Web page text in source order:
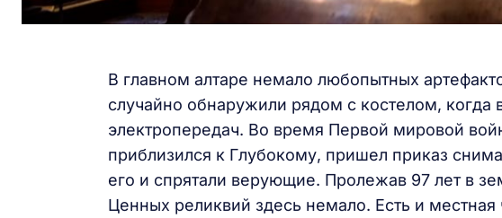
В главном алтаре немало любопытных
случайно обнаружили рядом с костелом, когда
электропередач. Во время Первой мировой
приблизился к Глубокому, пришел приказ
его и спрятали верующие. Пролежав 97 лет в
Ценных реликвий здесь немало. Есть и местная